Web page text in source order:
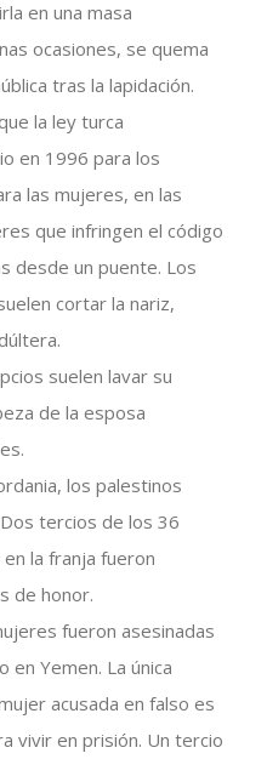
en una masa
ocasiones, se quema
tras la lapidación.
la ley turca
en 1996 para los
las mujeres, en las
que infringen el código
desde un puente. Los
cortar la nariz,
suelen lavar su
de la esposa
los palestinos
tercios de los 36
la franja fueron
de honor.
fueron asesinadas
en Yemen. La única
acusada en falso es
vivir en prisión. Un tercio